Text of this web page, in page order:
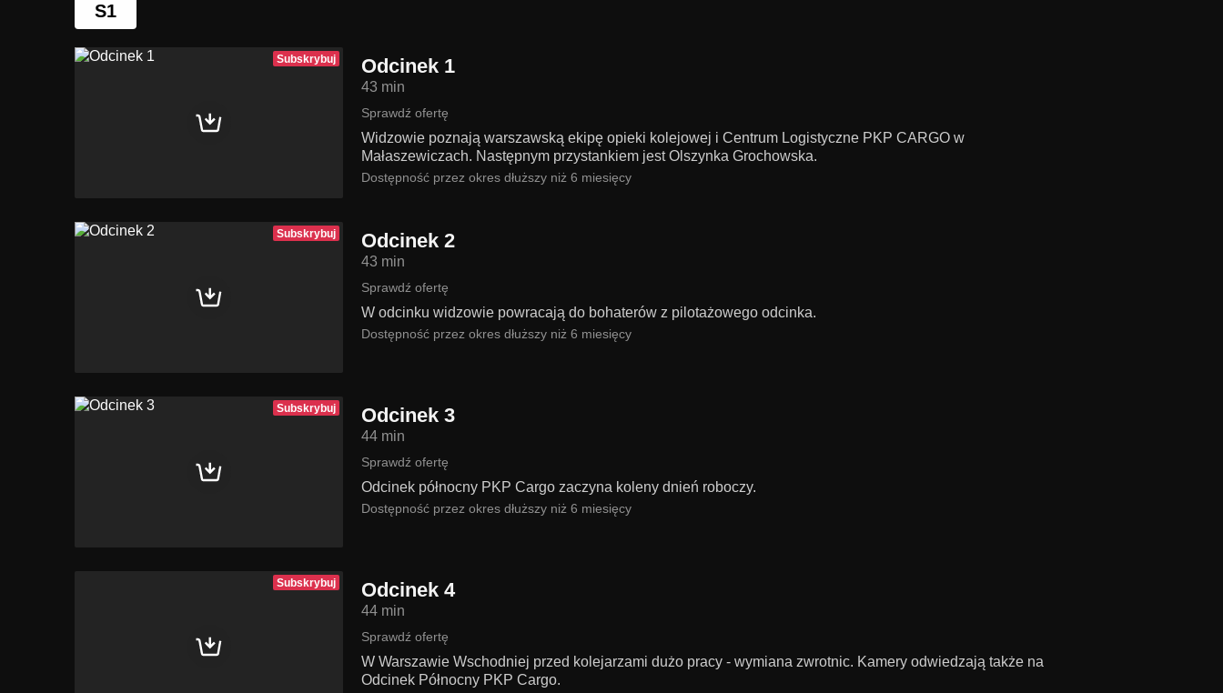
S1
Subskrybuj Odcinek 1
43 min
Sprawdź ofertę
Widzowie poznają warszawską ekipę opieki kolejowej i Centrum Logistyczne PKP CARGO w
Małaszewiczach. Następnym przystankiem jest Olszynka Grochowska.
Dostępność przez okres dłuższy niż 6 miesięcy
Subskrybuj Odcinek 2
43 min
Sprawdź ofertę
W odcinku widzowie powracają do bohaterów z pilotażowego odcinka.
Dostępność przez okres dłuższy niż 6 miesięcy
Subskrybuj Odcinek 3
44 min
Sprawdź ofertę
Odcinek północny PKP Cargo zaczyna koleny dnień roboczy.
Dostępność przez okres dłuższy niż 6 miesięcy
Subskrybuj Odcinek 4
44 min
Sprawdź ofertę
W Warszawie Wschodniej przed kolejarzami dużo pracy - wymiana zwrotnic. Kamery odwiedzają także na
Odcinek Północny PKP Cargo.